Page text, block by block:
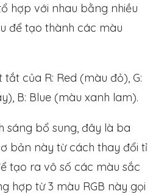
hợp với nhau bằng nhiều
để tạo thành các màu
của R: Red (màu đỏ), G:
B: Blue (màu xanh lam).
sáng bổ sung, đây là ba
bản này từ cách thay đổi tỉ
tạo ra vô số các màu sắc
hợp từ 3 màu RGB này gọi